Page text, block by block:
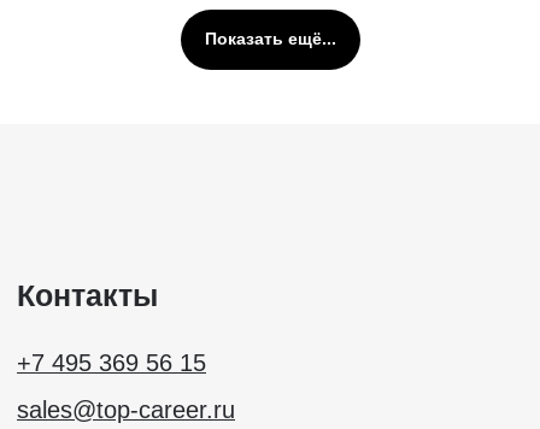
Показать ещё...